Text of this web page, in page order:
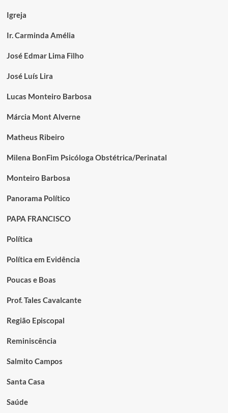
Igreja
Ir. Carminda Amélia
José Edmar Lima Filho
José Luís Lira
Lucas Monteiro Barbosa
Márcia Mont Alverne
Matheus Ribeiro
Milena BonFim Psicóloga Obstétrica/Perinatal
Monteiro Barbosa
Panorama Político
PAPA FRANCISCO
Política
Política em Evidência
Poucas e Boas
Prof. Tales Cavalcante
Região Episcopal
Reminiscência
Salmito Campos
Santa Casa
Saúde